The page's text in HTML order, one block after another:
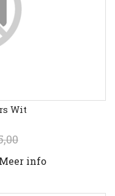
Wit
info